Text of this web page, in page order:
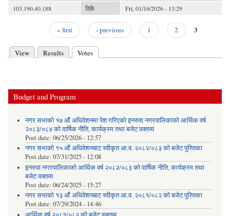
103.190.40.188
ठिकै Fri, 01/16/2026 - 13:29
« first ‹ previous 1 2 3
View Results Votes
Budget and Program
नगर सभाको १७ औं अधिवेशनमा पेश गरिएको इनरुवा नगरपालिकाको आर्थिक वर्ष
२०८३/०८४ को वार्षिक नीति, कार्यक्रम तथा बजेट वक्तव्य
Post date: 06/25/2026 - 12:57
नगर सभाको १५ औं अधिवेशनबाट स्वीकृत आ.व. २०८२/०८३ को बजेट पुस्तिका
Post date: 07/31/2025 - 12:08
इनरुवा नगरपालिकाको आर्थिक वर्ष २०८२/०८३ को वार्षिक नीति, कार्यक्रम तथा
बजेट वक्तव्य
Post date: 06/24/2025 - 15:27
नगर सभाको १३ औं अधिवेशनबाट स्वीकृत आ.व. २०८१/०८२ को बजेट पुस्तिका
Post date: 07/29/2024 - 14:46